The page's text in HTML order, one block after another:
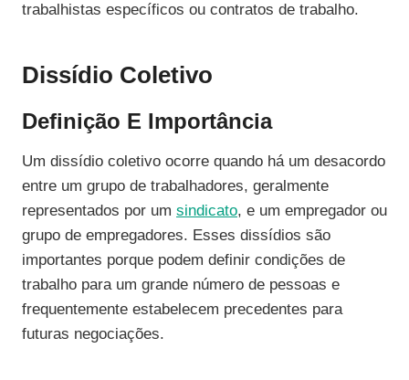
trabalhistas específicos ou contratos de trabalho.
Dissídio Coletivo
Definição E Importância
Um dissídio coletivo ocorre quando há um desacordo
entre um grupo de trabalhadores, geralmente
representados por um sindicato, e um empregador ou
grupo de empregadores. Esses dissídios são
importantes porque podem definir condições de
trabalho para um grande número de pessoas e
frequentemente estabelecem precedentes para
futuras negociações.